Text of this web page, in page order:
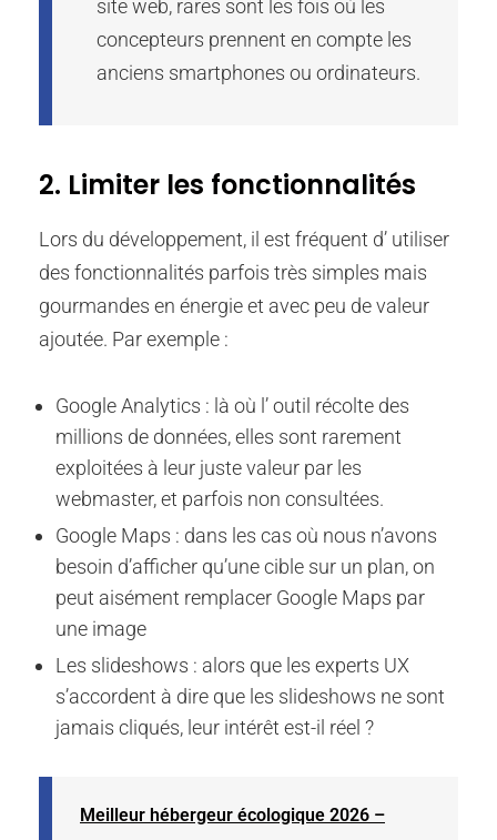
site web, rares sont les fois où les
concepteurs prennent en compte les
anciens smartphones ou ordinateurs.
2. Limiter les fonctionnalités
Lors du développement, il est fréquent d’ utiliser
des fonctionnalités parfois très simples mais
gourmandes en énergie et avec peu de valeur
ajoutée. Par exemple :
Google Analytics : là où l’ outil récolte des
millions de données, elles sont rarement
exploitées à leur juste valeur par les
webmaster, et parfois non consultées.
Google Maps : dans les cas où nous n’avons
besoin d’afficher qu’une cible sur un plan, on
peut aisément remplacer Google Maps par
une image
Les slideshows : alors que les experts UX
s’accordent à dire que les slideshows ne sont
jamais cliqués, leur intérêt est-il réel ?
Meilleur hébergeur écologique 2026 –